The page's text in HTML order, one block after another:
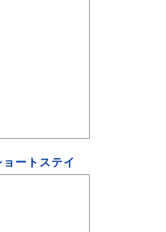
ョートステイ